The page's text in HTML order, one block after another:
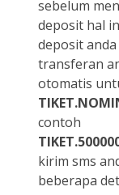
sebelum
deposit hal
deposit
transferan
otomatis
contoh
kirim sms
beberapa